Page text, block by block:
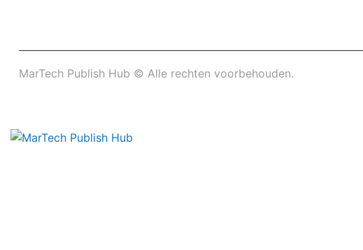
MarTech Publish Hub © Alle rechten voorbehouden.